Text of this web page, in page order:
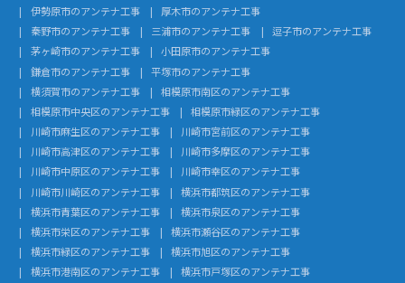
伊勢原市のアンテナ工事
厚木市のアンテナ工事
秦野市のアンテナ工事
三浦市のアンテナ工事
逗子市のアンテナ工事
茅ヶ崎市のアンテナ工事
小田原市のアンテナ工事
鎌倉市のアンテナ工事
平塚市のアンテナ工事
横須賀市のアンテナ工事
相模原市南区のアンテナ工事
相模原市中央区のアンテナ工事
相模原市緑区のアンテナ工事
川崎市麻生区のアンテナ工事
川崎市宮前区のアンテナ工事
川崎市高津区のアンテナ工事
川崎市多摩区のアンテナ工事
川崎市中原区のアンテナ工事
川崎市幸区のアンテナ工事
川崎市川崎区のアンテナ工事
横浜市都筑区のアンテナ工事
横浜市青葉区のアンテナ工事
横浜市泉区のアンテナ工事
横浜市栄区のアンテナ工事
横浜市瀬谷区のアンテナ工事
横浜市緑区のアンテナ工事
横浜市旭区のアンテナ工事
横浜市港南区のアンテナ工事
横浜市戸塚区のアンテナ工事